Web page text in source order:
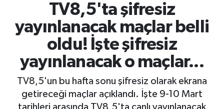
TV8,5'ta şifresiz
yayınlanacak maçlar belli
oldu! İşte şifresiz
yayınlanacak o maçlar...
TV8,5'un bu hafta sonu şifresiz olarak ekrana
getireceği maçlar açıklandı. İşte 9-10 Mart
Tüm Manşetler
Son Dakika Haberleri
Haber Arşivi